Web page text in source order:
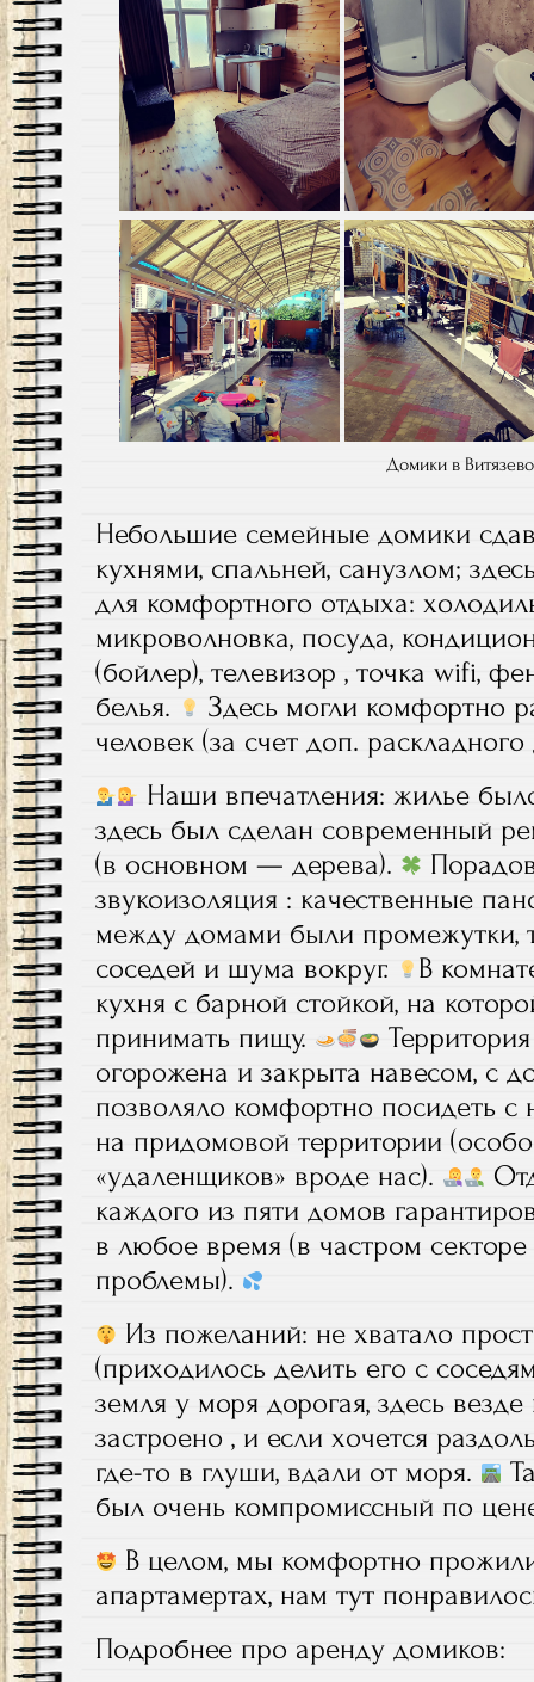
Домики в Витязево
Небольшие семейные домики
кухнями, спальней, санузлом;
для комфортного отдыха:
микроволновка, посуда,
(бойлер), телевизор , точка wifi,
белья.
Здесь могли комфортно
человек (за счет доп.
Наши впечатления: жилье
здесь был сделан современный
(в основном — дерева).
звукоизоляция : качественные
между домами были промежутки,
соседей и шума вокруг.
В
кухня с барной стойкой, на
принимать пищу.
огорожена и закрыта навесом, с
позволяло комфортно посидеть с
на придомовой территории
«удаленщиков» вроде нас).
каждого из пяти домов
в любое время (в частром
проблемы).
Из пожеланий: не хватало
(приходилось делить его с
земля у моря дорогая, здесь
застроено , и если хочется
где-то в глуши, вдали от моря.
был очень компромиссный по
В целом, мы комфортно
апартамертах, нам тут
Подробнее про аренду домиков: